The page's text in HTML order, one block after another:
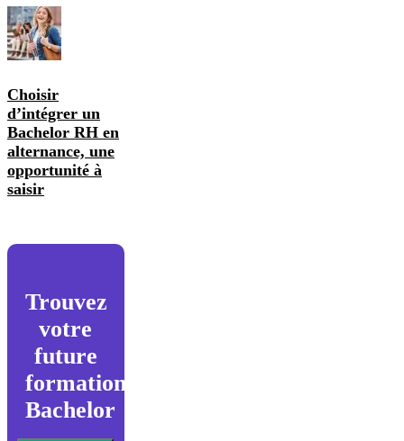
Choisir
d’intégrer un
Bachelor RH en
alternance, une
opportunité à
saisir
Trouvez
votre
future
formation
Bachelor